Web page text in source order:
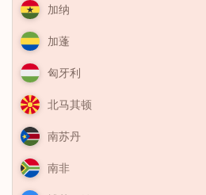
加纳
加蓬
匈牙利
北马其顿
南苏丹
南非